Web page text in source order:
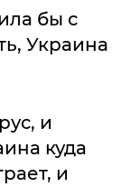
бы с
Украина
и
куда
и